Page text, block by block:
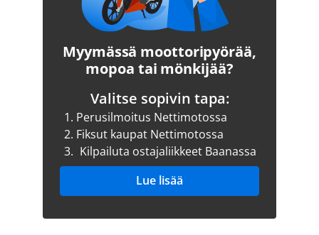
Myymässä moottoripyörää,
mopoa tai mönkijää?
Valitse sopivin tapa:
1. Perusilmoitus Nettimotossa
2. Fiksut kaupat Nettimotossa
3. Kilpailuta ostajaliikkeet Baanassa
Lue lisää